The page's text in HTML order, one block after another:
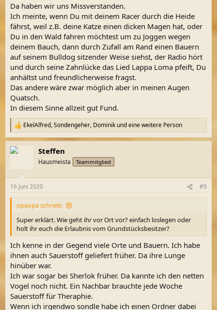
Da haben wir uns Missverstanden.
Ich meinte, wenn Du mit deinem Racer durch die Heide
fährst, weil z.B. deine Katze einen dicken Magen hat, oder
Du in den Wald fahren möchtest um zu Joggen wegen
deinem Bauch, dann durch Zufall am Rand einen Bauern
auf seinem Bulldog sitzender Weise siehst, der Radio hört
und durch seine Zahnlücke das Lied Lappa Loma pfeift, Du
anhältst und freundlicherweise fragst.
Das andere wäre zwar möglich aber in meinen Augen
Quatsch.
In diesem Sinne allzeit gut Fund.
R
e
a
k
e
n
EkelAlfred,Sondengeher, Dominik und eine weitere Person
Steffen
Hausmeista Teammitglied
16 Juni 2020 #9
opaopa schrieb:
Super erklärt. Wie geht ihr vor Ort vor? einfach loslegen oder
holt ihr euch die Erlaubnis vom Grundstücksbesitzer?
Ich kenne in der Gegend viele Orte und Bauern. Ich habe
ihnen auch Sauerstoff geliefert früher. Da ihre Lunge
hinüber war.
Ich war sogar bei Sherlok früher. Da kannte ich den netten
Vogel noch nicht. Ein Nachbar brauchte jede Woche
Sauerstoff für Theraphie.
Wenn ich irgendwo sondle habe ich einen Ordner dabei